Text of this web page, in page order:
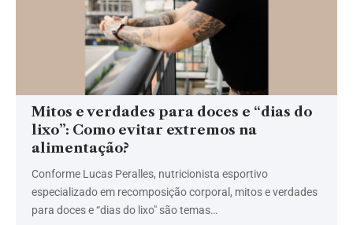
Mitos e verdades para doces e “dias do
lixo”: Como evitar extremos na
alimentação?
Conforme Lucas Peralles, nutricionista esportivo
especializado em recomposição corporal, mitos e verdades
para doces e “dias do lixo" são temas…